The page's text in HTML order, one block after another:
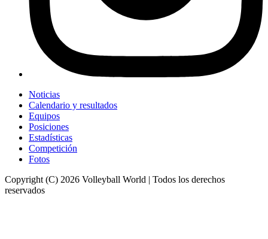
Noticias
Calendario y resultados
Equipos
Posiciones
Estadísticas
Competición
Fotos
Copyright (C) 2026 Volleyball World | Todos los derechos
reservados